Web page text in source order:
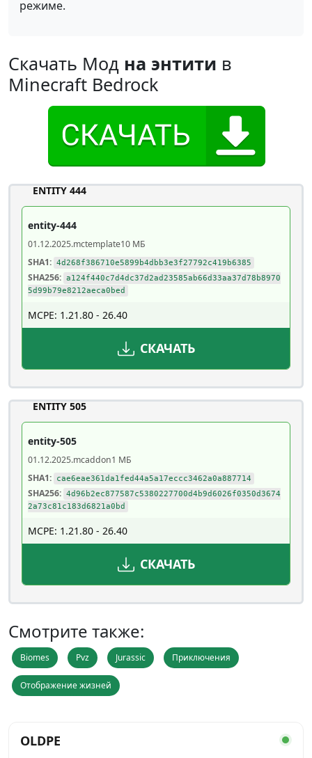
режиме.
Скачать Мод на энтити в
Minecraft Bedrock
ENTITY 444
entity-444
01.12.2025.mctemplate10 МБ
SHA1: 4d268f386710e5899b4dbb3e3f27792c419b6385
SHA256: a124f440c7d4dc37d2ad23585ab66d33aa37d78b8970
5d99b79e8212aeca0bed
MCPE: 1.21.80 - 26.40
СКАЧАТЬ
ENTITY 505
entity-505
01.12.2025.mcaddon1 МБ
SHA1:
cae6eae361da1fed44a5a17eccc3462a0a887714
SHA256: 4d96b2ec877587c5380227700d4b9d6026f0350d3674
2a73c81c183d6821a0bd
MCPE: 1.21.80 - 26.40
СКАЧАТЬ
Смотрите также:
Biomes Pvz Jurassic Приключения
Отображение жизней
OLDPE